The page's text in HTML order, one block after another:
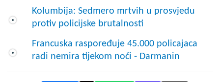
Kolumbija: Sedmero mrtvih u prosvjedu
protiv policijske brutalnosti
Francuska raspoređuje 45.000 policajaca
radi nemira tijekom noći - Darmanin